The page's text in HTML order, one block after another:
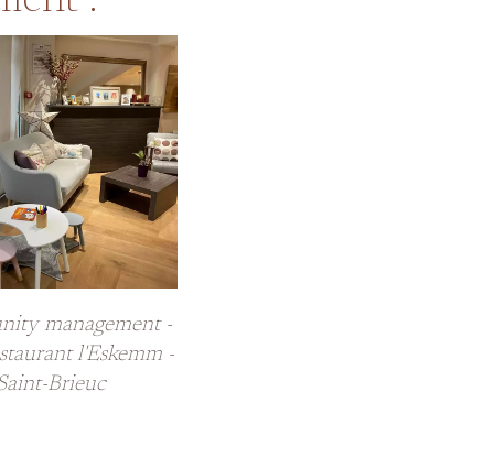
management -
l'Eskemm -
Brieuc